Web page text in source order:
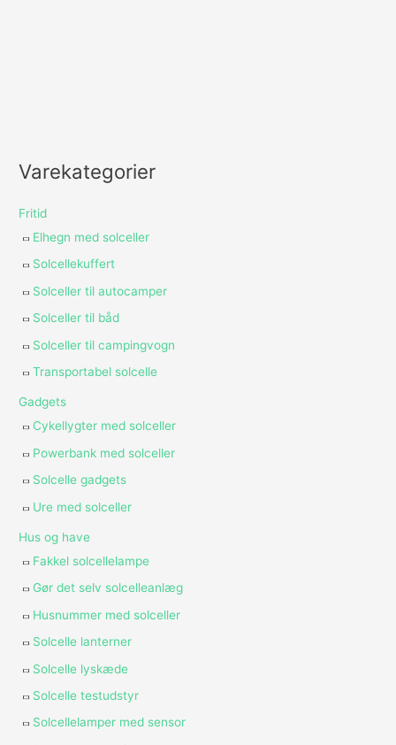
Varekategorier
Fritid
Elhegn med solceller
Solcellekuffert
Solceller til autocamper
Solceller til båd
Solceller til campingvogn
Transportabel solcelle
Gadgets
Cykellygter med solceller
Powerbank med solceller
Solcelle gadgets
Ure med solceller
Hus og have
Fakkel solcellelampe
Gør det selv solcelleanlæg
Husnummer med solceller
Solcelle lanterner
Solcelle lyskæde
Solcelle testudstyr
Solcellelamper med sensor